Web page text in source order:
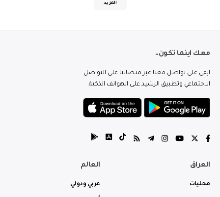
المزيد
معك اينما تكون..
ابقى على تواصل معنا عبر منصاتنا على التواصل
الاجتماعي وتطبيق الرشيد على الهواتف الذكية.
العراق
محليات
العالم
عربي ودولي